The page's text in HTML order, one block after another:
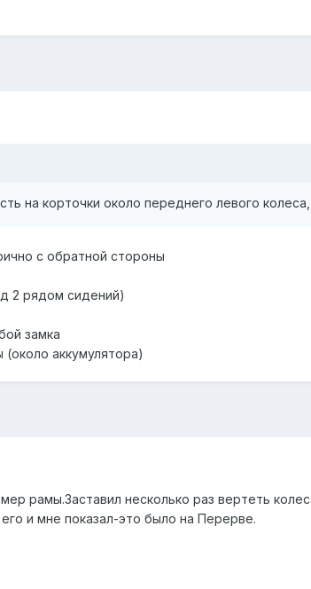
на корточки около переднего левого
с обратной стороны
2 рядом сидений)
замка
аккумулятора)
рамы.Заставил несколько раз вертеть
и мне показал-это было на Перерве.